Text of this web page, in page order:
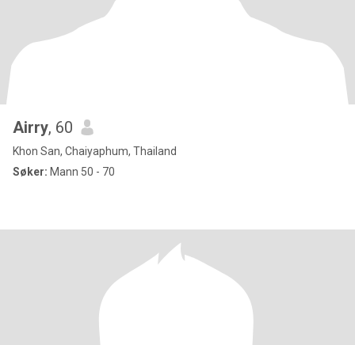
Airry, 60
Khon San, Chaiyaphum, Thailand
Søker: Mann 50 - 70